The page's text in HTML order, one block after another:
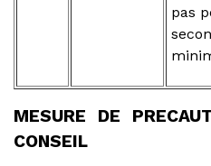
pas
MESURE DE
CONSEIL